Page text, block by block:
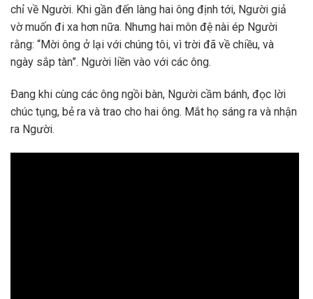
chỉ về Người. Khi gần đến làng hai ông định tới, Người giả
vờ muốn đi xa hơn nữa. Nhưng hai môn đệ nài ép Người
rằng: “Mời ông ở lại với chúng tôi, vì trời đã về chiều, và
ngày sắp tàn”. Người liền vào với các ông.
Ðang khi cùng các ông ngồi bàn, Người cầm bánh, đọc lời
chúc tụng, bẻ ra và trao cho hai ông. Mắt họ sáng ra và nhận
ra Người.